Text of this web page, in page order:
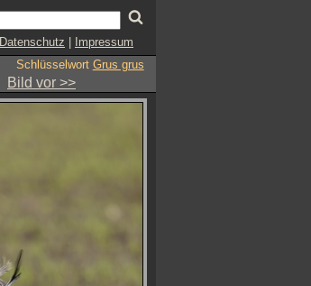
Datenschutz Impressum
Schlüsselwort Grus grus
Bild vor >>